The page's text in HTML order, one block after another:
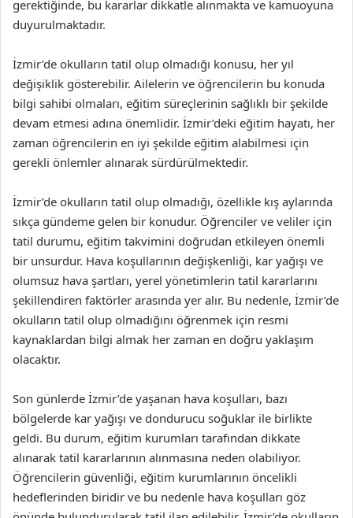
gerektiğinde, bu kararlar dikkatle alınmakta ve kamuoyuna
duyurulmaktadır.
İzmir’de okulların tatil olup olmadığı konusu, her yıl
değişiklik gösterebilir. Ailelerin ve öğrencilerin bu konuda
bilgi sahibi olmaları, eğitim süreçlerinin sağlıklı bir şekilde
devam etmesi adına önemlidir. İzmir’deki eğitim hayatı, her
zaman öğrencilerin en iyi şekilde eğitim alabilmesi için
gerekli önlemler alınarak sürdürülmektedir.
İzmir’de okulların tatil olup olmadığı, özellikle kış aylarında
sıkça gündeme gelen bir konudur. Öğrenciler ve veliler için
tatil durumu, eğitim takvimini doğrudan etkileyen önemli
bir unsurdur. Hava koşullarının değişkenliği, kar yağışı ve
olumsuz hava şartları, yerel yönetimlerin tatil kararlarını
şekillendiren faktörler arasında yer alır. Bu nedenle, İzmir’de
okulların tatil olup olmadığını öğrenmek için resmi
kaynaklardan bilgi almak her zaman en doğru yaklaşım
olacaktır.
Son günlerde İzmir’de yaşanan hava koşulları, bazı
bölgelerde kar yağışı ve dondurucu soğuklar ile birlikte
geldi. Bu durum, eğitim kurumları tarafından dikkate
alınarak tatil kararlarının alınmasına neden olabiliyor.
Öğrencilerin güvenliği, eğitim kurumlarının öncelikli
hedeflerinden biridir ve bu nedenle hava koşulları göz